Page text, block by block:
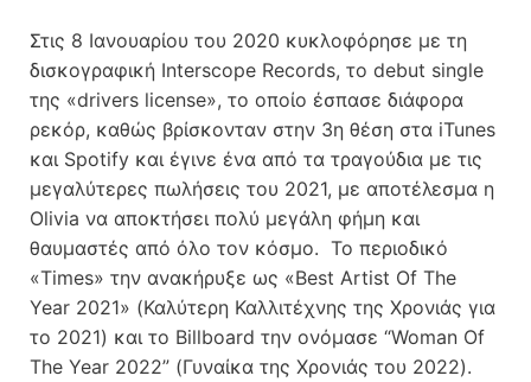
Στις 8 Ιανουαρίου του 2020 κυκλοφόρησε με τη
δισκογραφική Interscope Records, το debut single
της «drivers license», το οποίο έσπασε διάφορα
ρεκόρ, καθώς βρίσκονταν στην 3η θέση στα iTunes
και Spotify και έγινε ένα από τα τραγούδια με τις
μεγαλύτερες πωλήσεις του 2021, με αποτέλεσμα η
Olivia να αποκτήσει πολύ μεγάλη φήμη και
θαυμαστές από όλο τον κόσμο. To περιοδικό
«Times» την ανακήρυξε ως «Best Artist Of The
Year 2021» (Καλύτερη Καλλιτέχνης της Χρονιάς για
το 2021) και το Billboard την ονόμασε “Woman Of
The Year 2022” (Γυναίκα της Χρονιάς του 2022).